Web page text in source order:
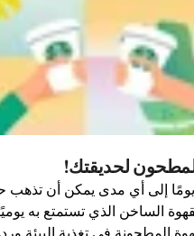
المطحون لحديقتك!
إلى أي مدى يمكن أن تذهب
الساخن الذي تستمتع به